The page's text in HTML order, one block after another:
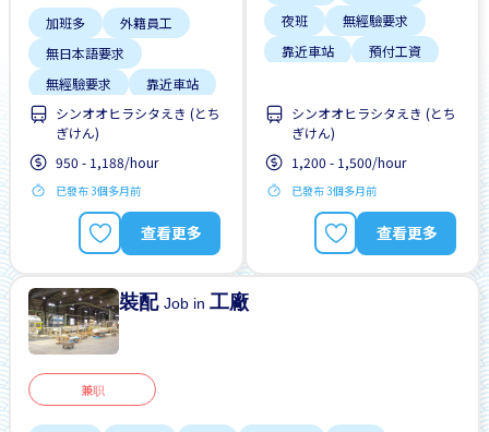
加班多
外籍員工
無日本語要求
無經驗要求
靠近車站
預付工資
シンオオヒラシタえき (とち
ぎけん)
950 - 1,188/hour
已發布 3個多月前
查看更多
夜班
無經驗要求
靠近車站
預付工資
シンオオヒラシタえき (とち
ぎけん)
1,200 - 1,500/hour
已發布 3個多月前
查看更多
裝配Job in工廠
兼职